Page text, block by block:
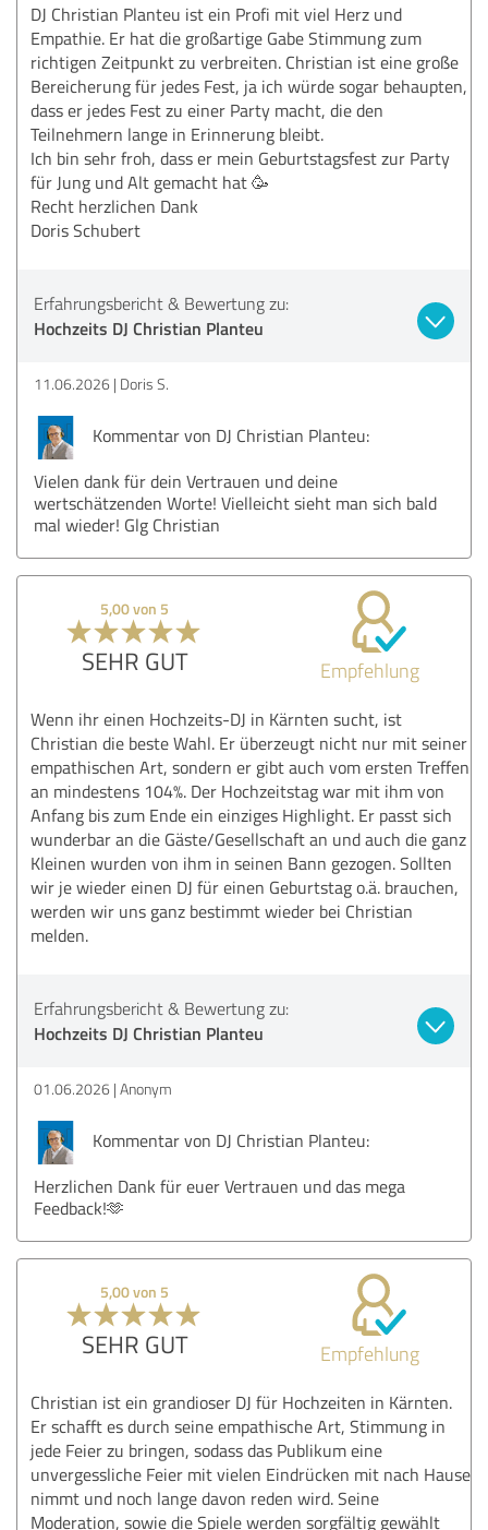
DJ Christian Planteu ist ein Profi mit viel Herz und
Empathie. Er hat die großartige Gabe Stimmung zum
richtigen Zeitpunkt zu verbreiten. Christian ist eine große
Bereicherung für jedes Fest, ja ich würde sogar behaupten,
dass er jedes Fest zu einer Party macht, die den
Teilnehmern lange in Erinnerung bleibt.
Ich bin sehr froh, dass er mein Geburtstagsfest zur Party
für Jung und Alt gemacht hat 🥳
Recht herzlichen Dank
Doris Schubert
Erfahrungsbericht & Bewertung zu:
Hochzeits DJ Christian Planteu
11.06.2026 Doris S.
Kommentar von DJ Christian Planteu:
Vielen dank für dein Vertrauen und deine
wertschätzenden Worte! Vielleicht sieht man sich bald
mal wieder! Glg Christian
5,00 von 5
SEHR GUT Empfehlung
Wenn ihr einen Hochzeits-DJ in Kärnten sucht, ist
Christian die beste Wahl. Er überzeugt nicht nur mit seiner
empathischen Art, sondern er gibt auch vom ersten Treffen
an mindestens 104%. Der Hochzeitstag war mit ihm von
Anfang bis zum Ende ein einziges Highlight. Er passt sich
wunderbar an die Gäste/Gesellschaft an und auch die ganz
Kleinen wurden von ihm in seinen Bann gezogen. Sollten
wir je wieder einen DJ für einen Geburtstag o.ä. brauchen,
werden wir uns ganz bestimmt wieder bei Christian
melden.
Erfahrungsbericht & Bewertung zu:
Hochzeits DJ Christian Planteu
01.06.2026 Anonym
Kommentar von DJ Christian Planteu:
Herzlichen Dank für euer Vertrauen und das mega
Feedback!🫶
5,00 von 5
SEHR GUT Empfehlung
Christian ist ein grandioser DJ für Hochzeiten in Kärnten.
Er schafft es durch seine empathische Art, Stimmung in
jede Feier zu bringen, sodass das Publikum eine
unvergessliche Feier mit vielen Eindrücken mit nach Hause
nimmt und noch lange davon reden wird. Seine
Moderation, sowie die Spiele werden sorgfältig gewählt